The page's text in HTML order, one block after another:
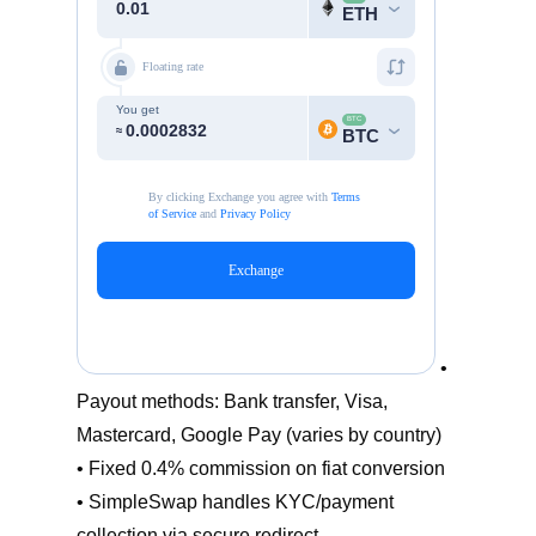
•
Payout methods: Bank transfer, Visa,
Mastercard, Google Pay (varies by country)
• Fixed 0.4% commission on fiat conversion
• SimpleSwap handles KYC/payment